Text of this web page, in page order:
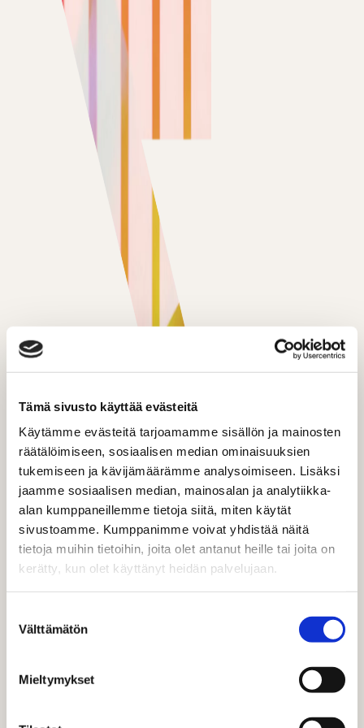
Tämä sivusto käyttää evästeitä
Käytämme evästeitä tarjoamamme sisällön ja mainosten
räätälöimiseen, sosiaalisen median ominaisuuksien
tukemiseen ja kävijämäärämme analysoimiseen. Lisäksi
jaamme sosiaalisen median, mainosalan ja analytiikka-
alan kumppaneillemme tietoja siitä, miten käytät
sivustoamme. Kumppanimme voivat yhdistää näitä
tietoja muihin tietoihin, joita olet antanut heille tai joita on
kerätty, kun olet käyttänyt heidän palvelujaan.
valinta
Välttämätön
Mieltymykset
Verkkokauppa
Digitaalisessa markkinoinnissa on tärkeää, että viestisi
näkyy oikeissa paikoissa ja kanavissa – mutta se on vain
Myynnin kasvuun tähtäävät verkkosivut rakennetaan
vastaamaan asiakkaan kysymyksiin, sillä nämä sisällöt
yritys tarjoaa sivustollaan asiakkaalle relevanttia tietoa, se